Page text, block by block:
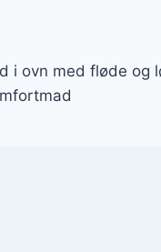
i ovn med fløde og